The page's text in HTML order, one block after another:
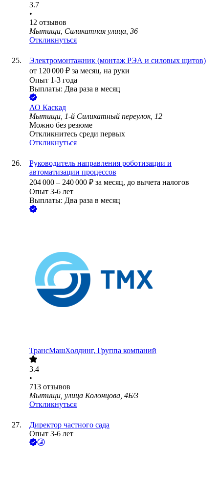
3.7
•
12 отзывов
Мытищи, Силикатная улица, 36
Откликнуться
Электромонтажник (монтаж РЭА и силовых щитов)
от 120 000 ₽ за месяц, на руки
Опыт 1-3 года
Выплаты: Два раза в месяц
АО Каскад
Мытищи, 1-й Силикатный переулок, 12
Можно без резюме
Откликнитесь среди первых
Откликнуться
Руководитель направления роботизации и
автоматизации процессов
204 000 – 240 000 ₽ за месяц, до вычета налогов
Опыт 3-6 лет
Выплаты: Два раза в месяц
ТрансМашХолдинг, Группа компаний
3.4
•
713 отзывов
Мытищи, улица Колонцова, 4Б/3
Откликнуться
Директор частного сада
Опыт 3-6 лет